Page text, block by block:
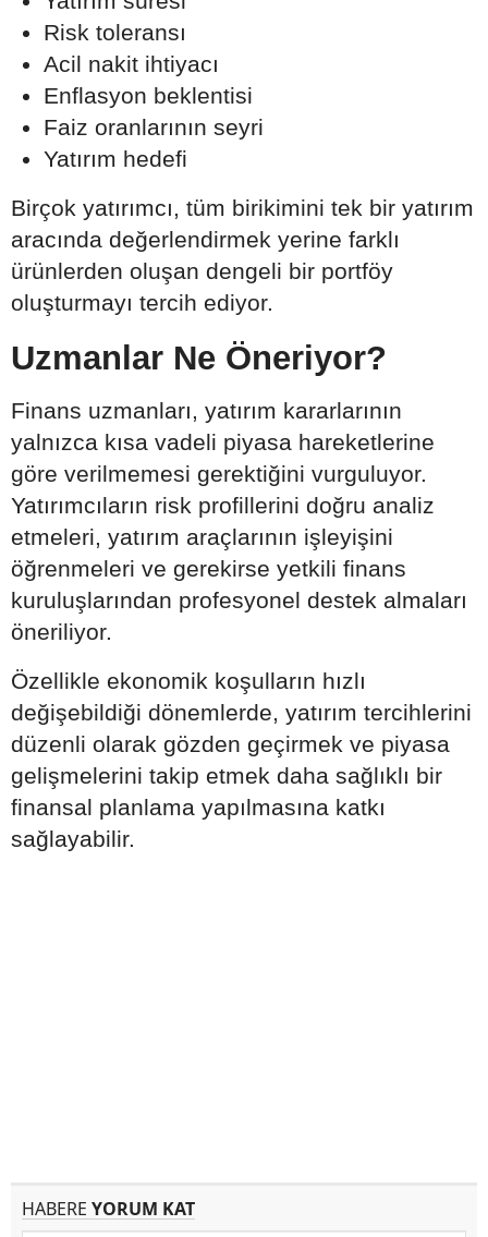
Risk toleransı
Acil nakit ihtiyacı
Enflasyon beklentisi
Faiz oranlarının seyri
Yatırım hedefi
Birçok yatırımcı, tüm birikimini tek bir yatırım
aracında değerlendirmek yerine farklı
ürünlerden oluşan dengeli bir portföy
oluşturmayı tercih ediyor.
Uzmanlar Ne Öneriyor?
Finans uzmanları, yatırım kararlarının
yalnızca kısa vadeli piyasa hareketlerine
göre verilmemesi gerektiğini vurguluyor.
Yatırımcıların risk profillerini doğru analiz
etmeleri, yatırım araçlarının işleyişini
öğrenmeleri ve gerekirse yetkili finans
kuruluşlarından profesyonel destek almaları
öneriliyor.
Özellikle ekonomik koşulların hızlı
değişebildiği dönemlerde, yatırım tercihlerini
düzenli olarak gözden geçirmek ve piyasa
gelişmelerini takip etmek daha sağlıklı bir
finansal planlama yapılmasına katkı
sağlayabilir.
HABERE YORUM KAT